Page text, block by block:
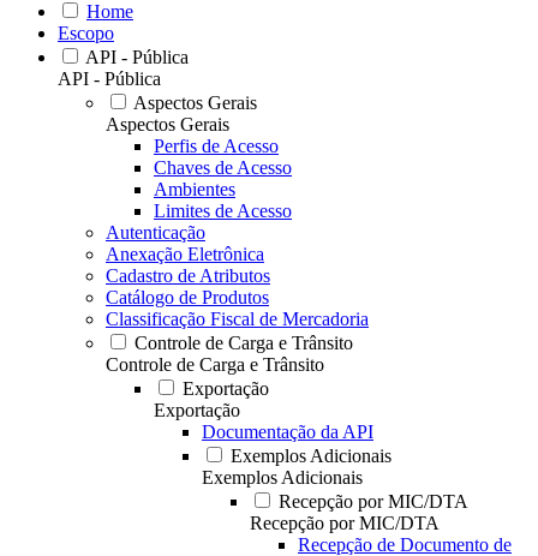
Home
Escopo
API - Pública
API - Pública
Aspectos Gerais
Aspectos Gerais
Perfis de Acesso
Chaves de Acesso
Ambientes
Limites de Acesso
Autenticação
Anexação Eletrônica
Cadastro de Atributos
Catálogo de Produtos
Classificação Fiscal de Mercadoria
Controle de Carga e Trânsito
Controle de Carga e Trânsito
Exportação
Exportação
Documentação da API
Exemplos Adicionais
Exemplos Adicionais
Recepção por MIC/DTA
Recepção por MIC/DTA
Recepção de Documento de